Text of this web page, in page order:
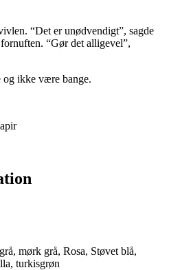
“Det er unødvendigt”, sagde
“Gør det alligevel”,
ikke være bange.
mørk grå, Rosa, Støvet blå,
turkisgrøn